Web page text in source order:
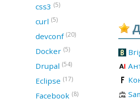
css3 (5)
curl (5)
devconf (20)
Docker (5)
Drupal (54)
Eclipse (17)
Facebook (8)